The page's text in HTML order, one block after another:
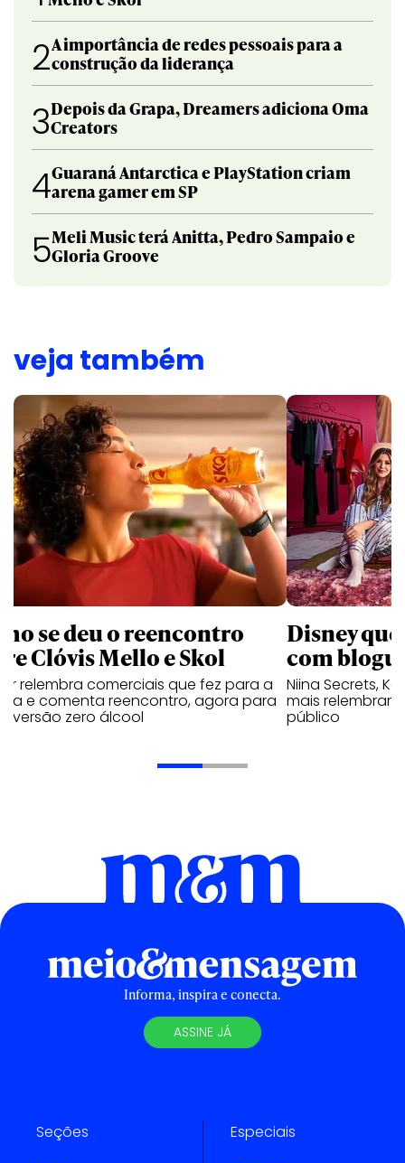
2A importância de redes pessoais para a
construção da liderança
3Depois da Grapa, Dreamers adiciona Oma
Creators
4Guaraná Antarctica e PlayStation criam
arena gamer em SP
5Meli Music terá Anitta, Pedro Sampaio e
Gloria Groove
veja também
se deu o reencontro
Clóvis Mello e Skol
relembra comerciais que fez para a
e comenta reencontro, agora para
versão zero álcool
Disney
com
Niina Secrets,
mais
público
Informa, inspira e conecta.
ASSINE JÁ
Seções Especiais